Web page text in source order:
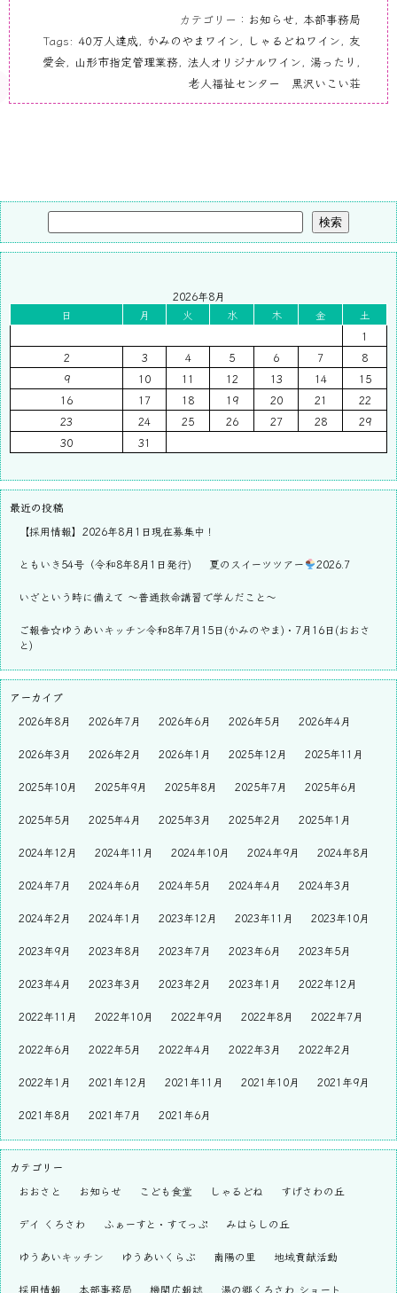
カテゴリー： お知らせ, 本部事務局
Tags: 40万人達成, かみのやまワイン, しゃるどねワイン, 友
愛会, 山形市指定管理業務, 法人オリジナルワイン, 湯ったり ,
老人福祉センター 黒沢いこい荘
検索
2026年8月
日
月 火 水 木 金
土
1
2
3 4 5 6 7
8
9
10 11 12 13 14
15
16
17 18 19 20 21
22
23
24 25 26 27 28
29
30
31
最近の投稿
【採用情報】2026年8月1日現在募集中！
ともいき54号（令和8年8月1日発行) 夏のスイーツツアー 2026.7
いざという時に備えて ～普通救命講習で学んだこと～
ご報告☆ゆうあいキッチン令和8年7月15日(かみのやま)・7月16日(おおさ
と)
アーカイブ
2026年8月
2026年7月 2026年6月 2026年5月 2026年4月
2026年3月 2026年2月 2026年1月 2025年12月 2025年11月
2025年10月 2025年9月 2025年8月 2025年7月 2025年6月
2025年5月 2025年4月 2025年3月 2025年2月 2025年1月
2024年12月 2024年11月 2024年10月 2024年9月 2024年8月
2024年7月 2024年6月 2024年5月 2024年4月 2024年3月
2024年2月 2024年1月 2023年12月 2023年11月 2023年10月
2023年9月 2023年8月 2023年7月 2023年6月 2023年5月
2023年4月 2023年3月 2023年2月 2023年1月 2022年12月
2022年11月 2022年10月 2022年9月 2022年8月 2022年7月
2022年6月 2022年5月 2022年4月 2022年3月 2022年2月
2022年1月 2021年12月 2021年11月 2021年10月 2021年9月
2021年8月 2021年7月 2021年6月
カテゴリー
おおさと
お知らせ こども食堂 しゃるどね すげさわの丘
デイ くろさわ ふぁーすと・すてっぷ みはらしの丘
ゆうあいキッチン ゆうあいくらぶ 南陽の里 地域貢献活動
採用情報 本部事務局 機関広報誌 湯の郷くろさわ ショート